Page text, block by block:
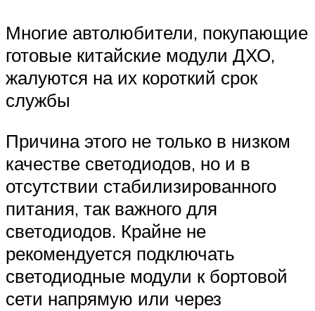
Многие автолюбители, покупающие
готовые китайские модули ДХО,
жалуются на их короткий срок
службы
Причина этого не только в низком
качестве светодиодов, но и в
отсутствии стабилизированного
питания, так важного для
светодиодов. Крайне не
рекомендуется подключать
светодиодные модули к бортовой
сети напрямую или через